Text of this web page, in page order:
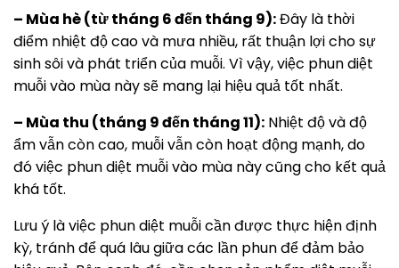
– Mùa hè (từ tháng 6 đến tháng 9):Đây là thời
điểm nhiệt độ cao và mưa nhiều, rất thuận lợi cho sự
sinh sôi và phát triển của muỗi. Vì vậy, việc phun diệt
muỗi vào mùa này sẽ mang lại hiệu quả tốt nhất.
– Mùa thu (tháng 9 đến tháng 11): Nhiệt độ và độ
ẩm vẫn còn cao, muỗi vẫn còn hoạt động mạnh, do
đó việc phun diệt muỗi vào mùa này cũng cho kết quả
khá tốt.
Lưu ý là việc phun diệt muỗi cần được thực hiện định
kỳ, tránh để quá lâu giữa các lần phun để đảm bảo